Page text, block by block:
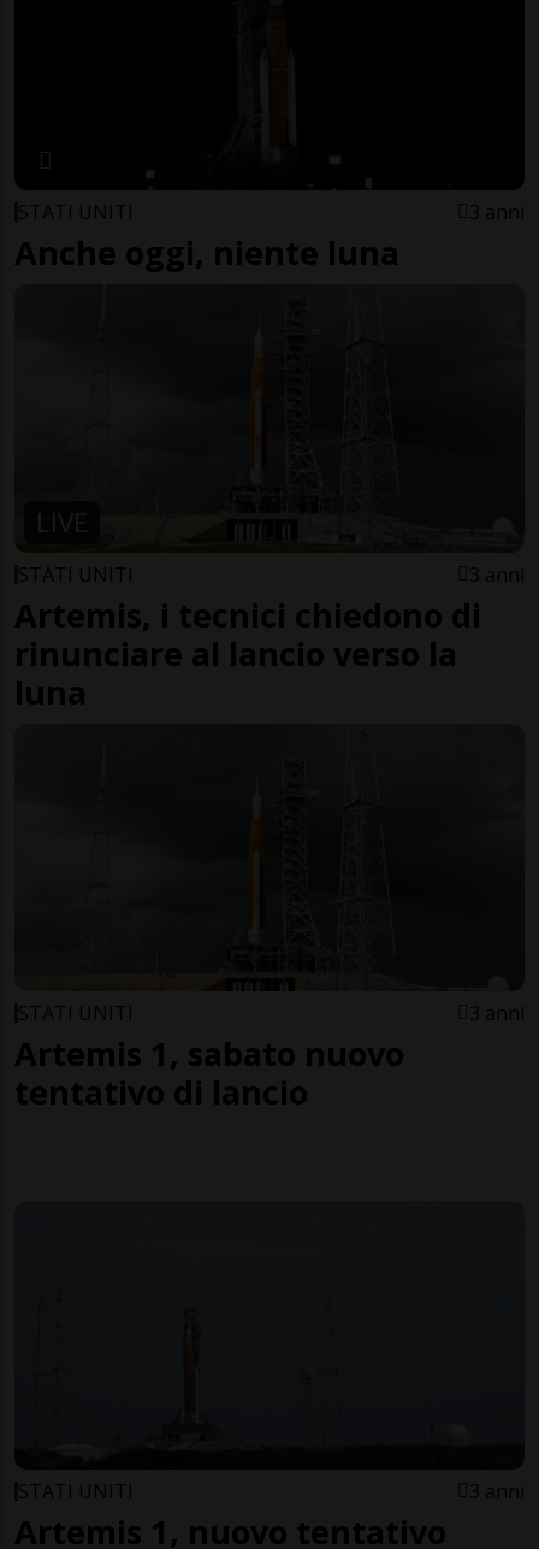
STATI UNITI 3 anni
Anche oggi, niente luna
LIVE
STATI UNITI 3 anni
Artemis, i tecnici chiedono di
rinunciare al lancio verso la
luna
STATI UNITI 3 anni
Artemis 1, sabato nuovo
tentativo di lancio
STATI UNITI 3 anni
Artemis 1, nuovo tentativo